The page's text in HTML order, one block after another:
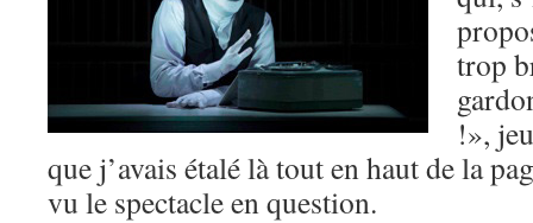
trop
!»,
que j’avais étalé là tout en haut de la
vu le spectacle en question.